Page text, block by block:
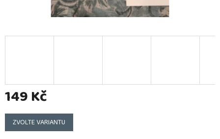
149 Kč
Měrná
cena:
ZVOLTE VARIANTU